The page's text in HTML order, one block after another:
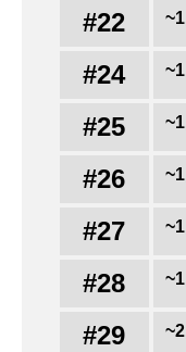
#22
#24
#25
#26
#27
#28
#29